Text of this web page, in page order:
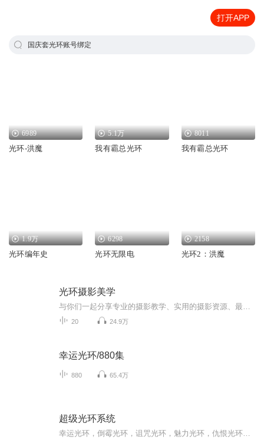
打开APP
国庆套光环账号绑定
6989
光环-洪魔
5.1万
我有霸总光环
8011
我有霸总光环
1.9万
光环编年史
6298
光环无限电
2158
光环2：洪魔
光环摄影美学
20 24.9万
幸运光环/880集
880 65.4万
超级光环系统